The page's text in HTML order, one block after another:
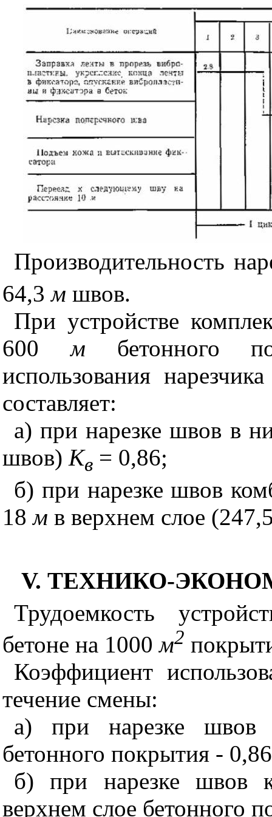
Производительность
64,3м швов.
При устройстве комп
600м бетонного
использования
составляет:
а) принарезке швов в
швов) Кв = 0,86;
б) при нарезке швов ко
18м в верхнем слое (
V. ТЕХНИКО-
Трудоемкость
бетоне на 1000м2
Коэффициент
течение смены:
а) при нарезке
бетонного покрытия -
б) при нарезке швов
верхнем слое бетонного